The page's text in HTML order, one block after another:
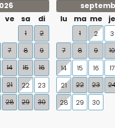
ve sa di
1
2
7 8
9
14 15
16
21 22
23
28 29
30
lu
ma me je
1 2 3
7
8 9 10
14 15 16 17
21
22 23
28 29 30